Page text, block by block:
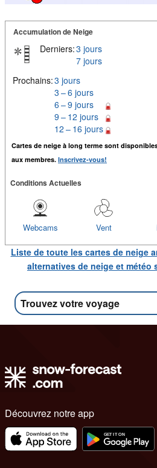
Accumulation de Neige
Derniers:3 jours
7 jours
Prochains:3 jours
3 – 6 jours
6 – 9 jours
9 – 12 jours
12 – 16 jours
Cartes de neige à long terme sont
aux membres. Inscrivez-vous!
Conditions Actuelles
Vent
Webcams
Liste de toute les cartes de neige
alternatives de neige et météo
Trouvez votre voyage
Découvrez notre app